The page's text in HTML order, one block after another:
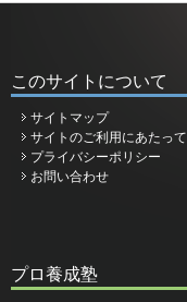
このサイトについて
サイトマップ
サイトのご利用にあたって
プライバシーポリシー
お問い合わせ
プロ養成塾